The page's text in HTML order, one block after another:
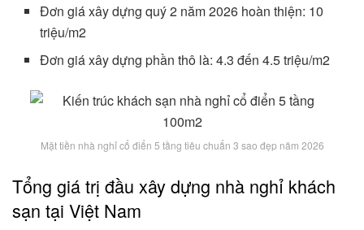
Đơn giá xây dựng quý 2 năm 2026 hoàn thiện: 10
triệu/m2
Đơn giá xây dựng phần thô là: 4.3 đến 4.5 triệu/m2
Mặt tiền nhà nghỉ cổ điển 5 tầng tiêu chuẩn 3 sao đẹp năm 2026
Tổng giá trị đầu xây dựng nhà nghỉ khách
sạn tại Việt Nam